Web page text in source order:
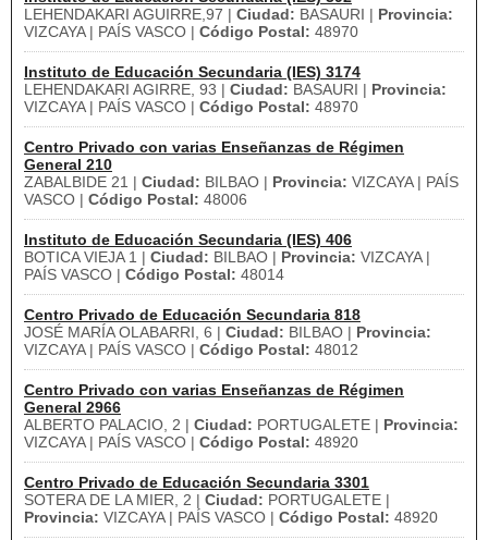
LEHENDAKARI AGUIRRE,97 | Ciudad: BASAURI | Provincia:
VIZCAYA | PAÍS VASCO | Código Postal: 48970
Instituto de Educación Secundaria (IES) 3174
LEHENDAKARI AGIRRE, 93 | Ciudad: BASAURI | Provincia:
VIZCAYA | PAÍS VASCO | Código Postal: 48970
Centro Privado con varias Enseñanzas de Régimen
General 210
ZABALBIDE 21 | Ciudad: BILBAO | Provincia: VIZCAYA | PAÍS
VASCO | Código Postal: 48006
Instituto de Educación Secundaria (IES) 406
BOTICA VIEJA 1 | Ciudad: BILBAO | Provincia: VIZCAYA |
PAÍS VASCO | Código Postal: 48014
Centro Privado de Educación Secundaria 818
JOSÉ MARÍA OLABARRI, 6 | Ciudad: BILBAO | Provincia:
VIZCAYA | PAÍS VASCO | Código Postal: 48012
Centro Privado con varias Enseñanzas de Régimen
General 2966
ALBERTO PALACIO, 2 | Ciudad: PORTUGALETE | Provincia:
VIZCAYA | PAÍS VASCO | Código Postal: 48920
Centro Privado de Educación Secundaria 3301
SOTERA DE LA MIER, 2 | Ciudad: PORTUGALETE |
Provincia: VIZCAYA | PAÍS VASCO | Código Postal: 48920